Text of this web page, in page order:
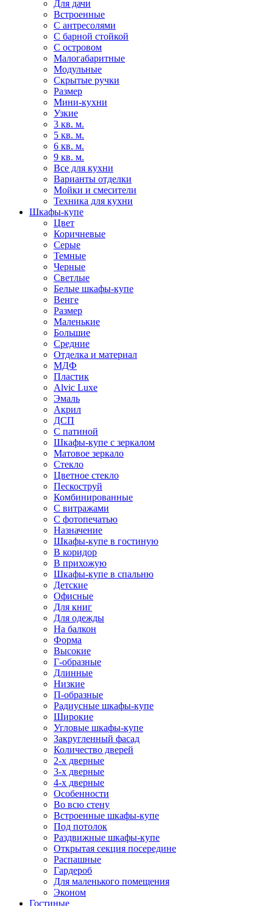
Для дачи
Встроенные
С антресолями
С барной стойкой
С островом
Малогабаритные
Модульные
Скрытые ручки
Размер
Мини-кухни
Узкие
3 кв. м.
5 кв. м.
6 кв. м.
9 кв. м.
Все для кухни
Варианты отделки
Мойки и смесители
Техника для кухни
Шкафы-купе
Цвет
Коричневые
Серые
Темные
Черные
Светлые
Белые шкафы-купе
Венге
Размер
Маленькие
Большие
Средние
Отделка и материал
МДФ
Пластик
Alvic Luxe
Эмаль
Акрил
ДСП
С патиной
Шкафы-купе с зеркалом
Матовое зеркало
Стекло
Цветное стекло
Пескоструй
Комбинированные
С витражами
С фотопечатью
Назначение
Шкафы-купе в гостиную
В коридор
В прихожую
Шкафы-купе в спальню
Детские
Офисные
Для книг
Для одежды
На балкон
Форма
Высокие
Г-образные
Длинные
Низкие
П-образные
Радиусные шкафы-купе
Широкие
Угловые шкафы-купе
Закругленный фасад
Количество дверей
2-х дверные
3-х дверные
4-х дверные
Особенности
Во всю стену
Встроенные шкафы-купе
Под потолок
Раздвижные шкафы-купе
Открытая секция посередине
Распашные
Гардероб
Для маленького помещения
Эконом
Гостиные